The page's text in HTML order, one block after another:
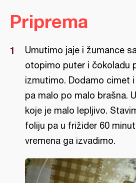
Priprema
Umutimo jaje i žumance
otopimo puter i čokoladu
izmutimo. Dodamo cimet
pa malo po malo brašna.
koje je malo lepljivo.
foliju pa u frižider 60
vremena ga izvadimo.